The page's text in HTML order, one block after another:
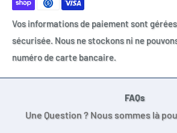
Appareils avec fiche 5.5 x 2.5 mm via
Modules audio compatibles 12V AC
Instruments électroniques compatibles
Anciens équipements basse tension
alternatif
Appareils indiquant 12VAC sur l’étiquette
Vos informations de paiement sont
sécurisée. Nous ne stockons ni ne
numéro de carte bancaire.
FAQs
Une Question ? Nous sommes là